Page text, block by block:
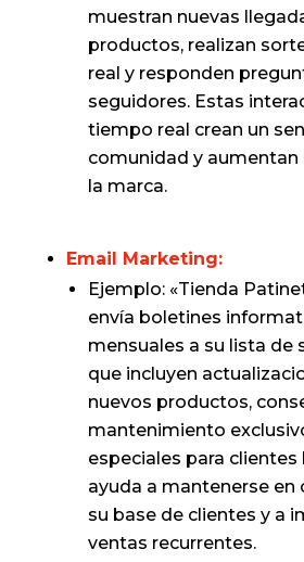
muestran nuevas
productos, realizan
real y responden
seguidores. Estas
tiempo real crean un
comunidad y aumentan
la marca.
Email Marketing:
Ejemplo: «Tienda
envía boletines
mensuales a su lista de
que incluyen
nuevos productos,
mantenimiento
especiales para clientes
ayuda a mantenerse en
su base de clientes y a
ventas recurrentes.